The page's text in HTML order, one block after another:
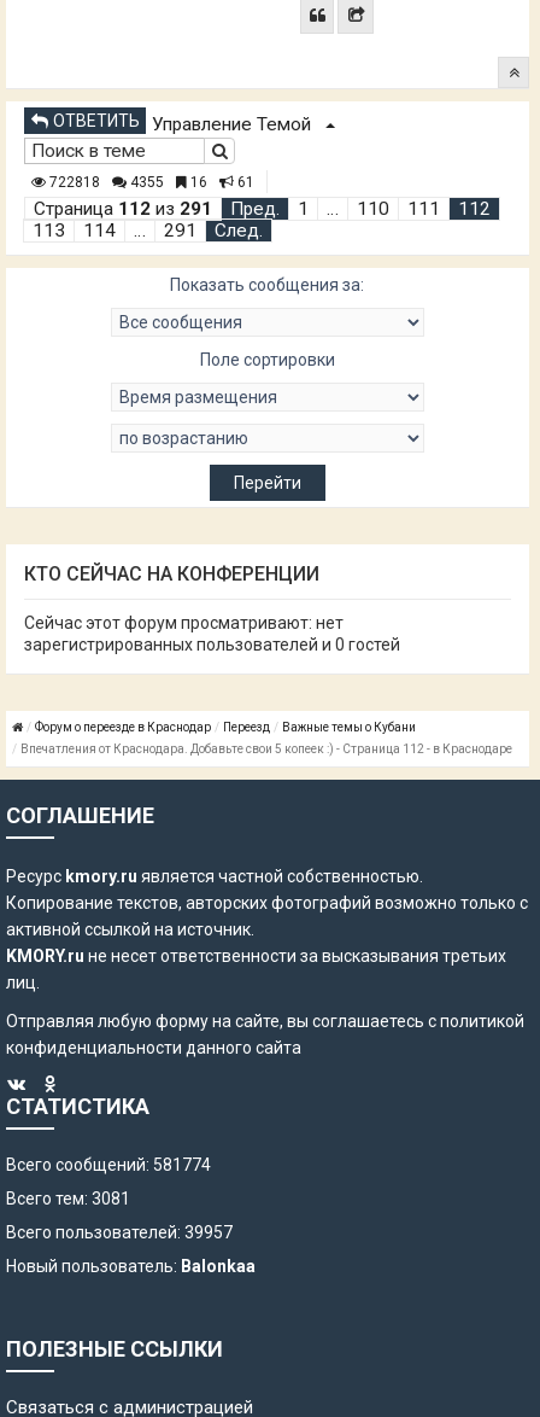
ОТВЕТИТЬ Управление Темой
722818 4355 16 61
Страница 112 из 291 Пред. 1 … 110 111
112
113
114 … 291 След.
Показать сообщения за:
Поле сортировки
КТО СЕЙЧАС НА КОНФЕРЕНЦИИ
Сейчас этот форум просматривают: нет
зарегистрированных пользователей и 0 гостей
Форум о переезде в Краснодар Переезд
Важные темы о Кубани
Впечатления от Краснодара. Добавьте свои 5 копеек :) - Страница 112 - в Краснодаре
СОГЛАШЕНИЕ
Ресурс kmory.ru является частной собственностью.
Копирование текстов, авторских фотографий возможно только с
активной ссылкой на источник.
KMORY.ru не несет ответственности за высказывания третьих
лиц.
Отправляя любую форму на сайте, вы соглашаетесь сполитикой
конфиденциальности данного сайта
СТАТИСТИКА
Всего сообщений: 581774
Всего тем: 3081
Всего пользователей: 39957
Новый пользователь: Balonkaa
ПОЛЕЗНЫЕ ССЫЛКИ
Связаться с администрацией